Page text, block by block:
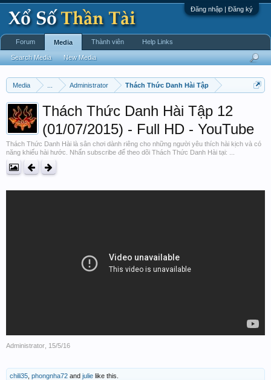
Đăng nhập | Đăng ký
Media Administrator Thách Thức Danh Hài Tập
Thách Thức Danh Hài Tập 12
(01/07/2015) - Full HD - YouTube
Thách Thức Danh Hài là sân chơi dành riêng cho những người yêu thích hài kịch và có
năng khiếu hài hước. Nhấn subscribe để theo dõi Thách Thức Danh Hài tại: ...
Administrator 15/5/16
chili35 phongnha72 and julie like this.
Forum Media
Search Media New Media
Thành viên Help Links